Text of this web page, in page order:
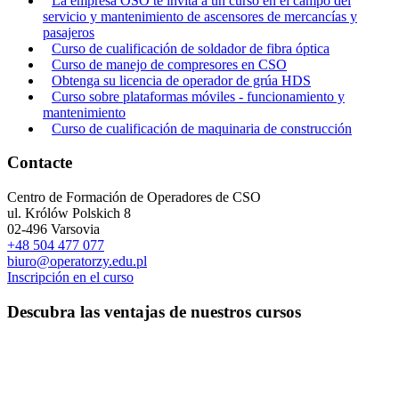
servicio y mantenimiento de ascensores de mercancías y
pasajeros
Curso de cualificación de soldador de fibra óptica
Curso de manejo de compresores en CSO
Obtenga su licencia de operador de grúa HDS
Curso sobre plataformas móviles - funcionamiento y
mantenimiento
Curso de cualificación de maquinaria de construcción
Contacte
Centro de Formación de Operadores de CSO
ul. Królów Polskich 8
02-496 Varsovia
+48 504 477 077
biuro@operatorzy.edu.pl
Inscripción en el curso
Descubra las ventajas de nuestros cursos